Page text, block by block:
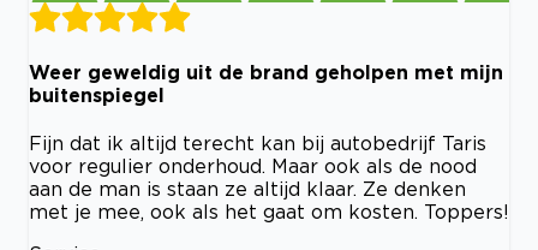
Weer geweldig uit de brand geholpen met mijn
buitenspiegel
Fijn dat ik altijd terecht kan bij autobedrijf Taris
voor regulier onderhoud. Maar ook als de nood
aan de man is staan ze altijd klaar. Ze denken
met je mee, ook als het gaat om kosten. Toppers!